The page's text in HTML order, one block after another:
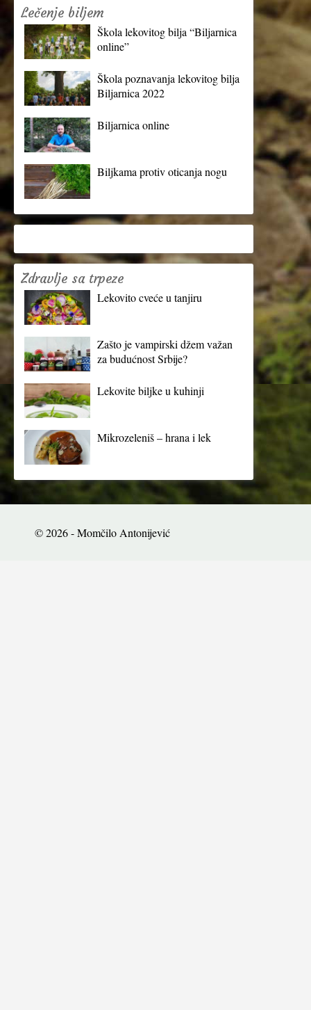
Lečenje biljem
Škola lekovitog bilja “Biljarnica
online”
Škola poznavanja lekovitog bilja
Biljarnica 2022
Biljarnica online
Biljkama protiv oticanja nogu
Zdravlje sa trpeze
Lekovito cveće u tanjiru
Zašto je vampirski džem važan
za budućnost Srbije?
Lekovite biljke u kuhinji
Mikrozeleniš – hrana i lek
© 2026 - Momčilo Antonijević